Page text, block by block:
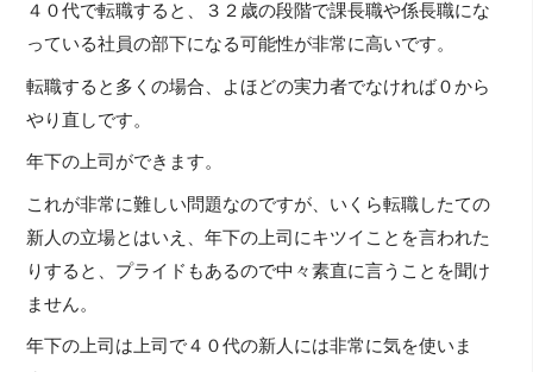
４０代で転職すると、３２歳の段階で課長職や係長職にな
っている社員の部下になる可能性が非常に高いです。
転職すると多くの場合、よほどの実力者でなければ０から
やり直しです。
年下の上司ができます。
これが非常に難しい問題なのですが、いくら転職したての
新人の立場とはいえ、年下の上司にキツイことを言われた
りすると、プライドもあるので中々素直に言うことを聞け
ません。
年下の上司は上司で４０代の新人には非常に気を使いま